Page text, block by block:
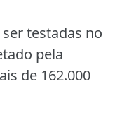
testadas no
pela
de 162.000